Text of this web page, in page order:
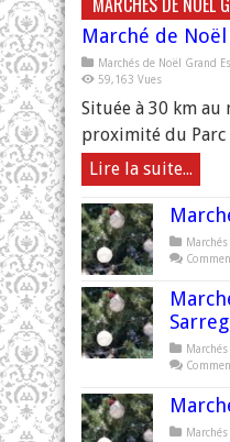
Marché de Noël
Marchés de Noël Grand
59,163 Vues
Située à 30 km
proximité du Parc
Lire la suite...